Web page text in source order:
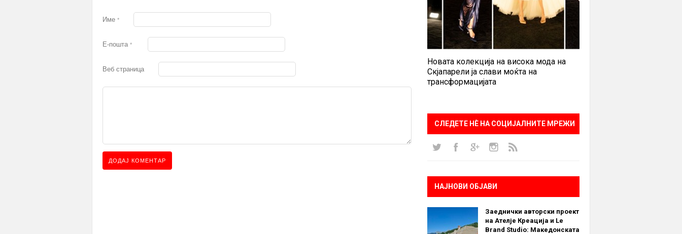
Име *
Е-пошта *
Веб страница
Новата колекција на висока мода на
Скјапарели ја слави моќта на
трансформацијата
СЛЕДЕТЕ НÈ НА СОЦИЈАЛНИТЕ МРЕЖИ
НАЈНОВИ ОБЈАВИ
Заеднички авторски проект
на Ателје Креација и Le
Brand Studio: Македонската